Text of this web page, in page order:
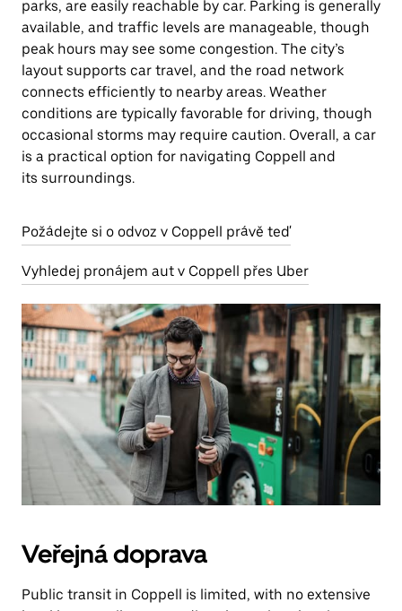
parks, are easily reachable by car. Parking is generally
available, and traffic levels are manageable, though
peak hours may see some congestion. The city’s
layout supports car travel, and the road network
connects efficiently to nearby areas. Weather
conditions are typically favorable for driving, though
occasional storms may require caution. Overall, a car
is a practical option for navigating Coppell and
its surroundings.
Požádejte si o odvoz v Coppell právě teď
Vyhledej pronájem aut v Coppell přes Uber
Veřejná doprava
Public transit in Coppell is limited, with no extensive